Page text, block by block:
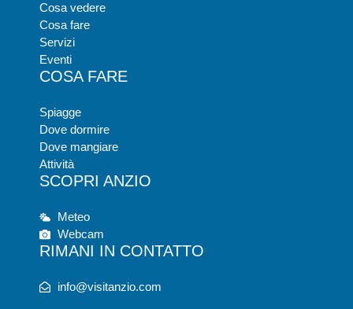
Cosa vedere
Cosa fare
Servizi
Eventi
COSA FARE
Spiagge
Dove dormire
Dove mangiare
Attività
SCOPRI ANZIO
Meteo
Webcam
RIMANI IN CONTATTO
info@visitanzio.com